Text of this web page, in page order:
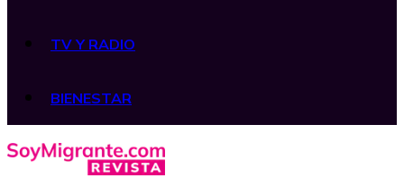
TV Y RADIO
BIENESTAR